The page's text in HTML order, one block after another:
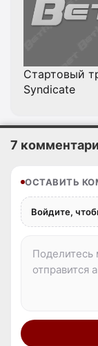
Стартовый
Syndicate
7
ОСТАВИТЬ
Войдите,